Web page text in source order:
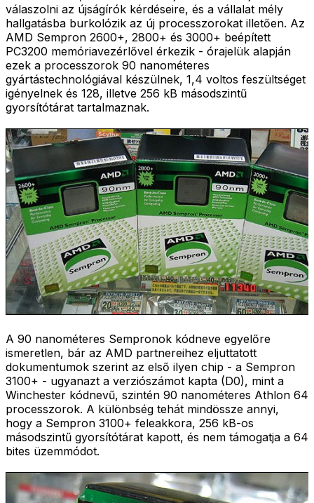
válaszolni az újságírók kérdéseire, és a vállalat mély
hallgatásba burkolózik az új processzorokat illetően. Az
AMD Sempron 2600+, 2800+ és 3000+ beépített
PC3200 memóriavezérlővel érkezik - órajelük alapján
ezek a processzorok 90 nanométeres
gyártástechnológiával készülnek, 1,4 voltos feszültséget
igényelnek és 128, illetve 256 kB másodszintű
gyorsítótárat tartalmaznak.
A 90 nanométeres Sempronok kódneve egyelőre
ismeretlen, bár az AMD partnereihez eljuttatott
dokumentumok szerint az első ilyen chip - a Sempron
3100+ - ugyanazt a verziószámot kapta (D0), mint a
Winchester kódnevű, szintén 90 nanométeres Athlon 64
processzorok. A különbség tehát mindössze annyi,
hogy a Sempron 3100+ feleakkora, 256 kB-os
másodszintű gyorsítótárat kapott, és nem támogatja a 64
bites üzemmódot.